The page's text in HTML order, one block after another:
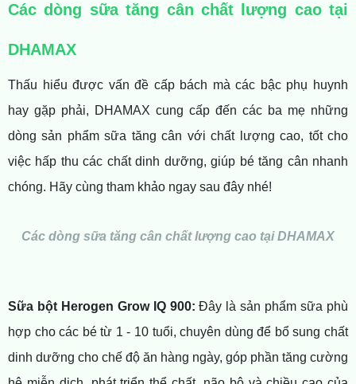
Các dòng sữa tăng cân chất lượng cao tại
DHAMAX
Thấu hiểu được vấn đề cấp bách mà các bậc phụ huynh
hay gặp phải, DHAMAX cung cấp đến các ba mẹ những
dòng sản phẩm sữa tăng cân với chất lượng cao, tốt cho
việc hấp thu các chất dinh dưỡng, giúp bé tăng cân nhanh
chóng. Hãy cùng tham khảo ngay sau đây nhé!
Các dòng sữa tăng cân chất lượng cao tại DHAMAX
Sữa bột Herogen Grow IQ 900: Đây là sản phẩm sữa phù
hợp cho các bé từ 1 - 10 tuổi, chuyên dùng để bổ sung chất
dinh dưỡng cho chế độ ăn hàng ngày, góp phần tăng cường